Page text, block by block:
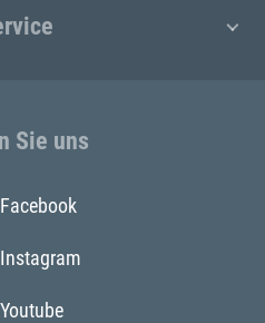
Sie uns
Facebook
Instagram
Youtube